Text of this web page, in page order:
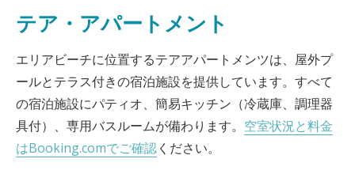
テア・アパートメント
エリアビーチに位置するテアアパートメンツは、屋外プ
ールとテラス付きの宿泊施設を提供しています。すべて
の宿泊施設にパティオ、簡易キッチン（冷蔵庫、調理器
具付）、専用バスルームが備わります。 空室状況と料金
はBooking.comでご確認ください。